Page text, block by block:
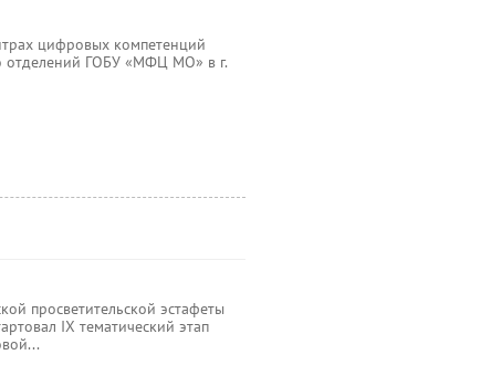
цифровых компетенций
отделений ГОБУ «МФЦ МО» в г.
просветительской эстафеты
IХ тематический этап